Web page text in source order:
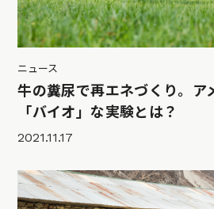
ニュース
牛の糞尿で再エネづくり。ア
「バイオ」な実験とは？
2021.11.17